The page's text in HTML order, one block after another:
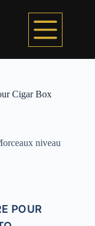
Cigar Box
niveau
POUR